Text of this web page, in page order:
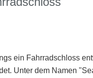
ein Fahrradschloss
Unter dem Namen